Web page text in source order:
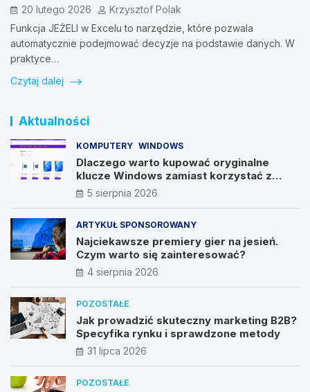
20 lutego 2026
Krzysztof Polak
Funkcja JEŻELI w Excelu to narzędzie, które pozwala
automatycznie podejmować decyzje na podstawie danych. W
praktyce…
Czytaj dalej
Aktualności
KOMPUTERY WINDOWS
Dlaczego warto kupować oryginalne
klucze Windows zamiast korzystać z
nieautoryzowanych źródeł?
5 sierpnia 2026
ARTYKUŁ SPONSOROWANY
Najciekawsze premiery gier na jesień.
Czym warto się zainteresować?
4 sierpnia 2026
POZOSTAŁE
Jak prowadzić skuteczny marketing B2B?
Specyfika rynku i sprawdzone metody
31 lipca 2026
POZOSTAŁE